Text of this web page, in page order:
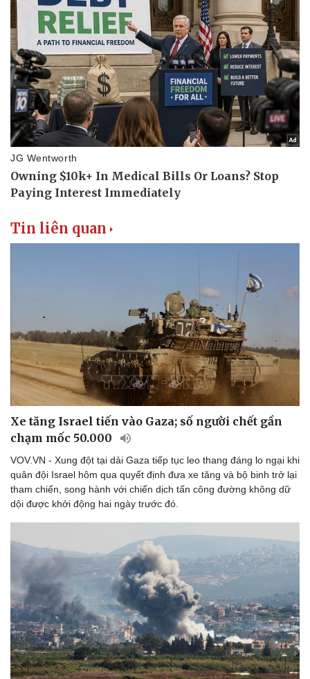
Tin liên quan
Xe tăng Israel tiến vào Gaza; số người chết gần
chạm mốc 50.000
VOV.VN - Xung đột tại dải Gaza tiếp tục leo thang đáng lo ngại khi
quân đội Israel​​​​​​​ hôm qua quyết định đưa xe tăng và bộ binh trở lại
tham chiến, song hành với chiến dịch tấn công đường không dữ
dội được khởi động hai ngày trước đó.